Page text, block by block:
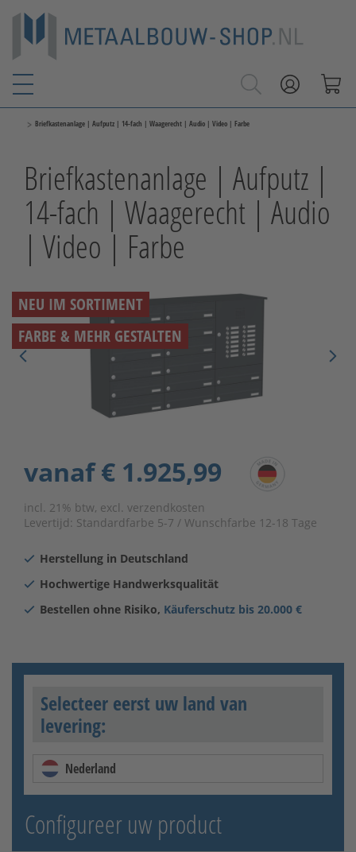
> Briefkastenanlage | Aufputz | 14-fach | Waagerecht | Audio | Video | Farbe
Briefkastenanlage | Aufputz |
14-fach | Waagerecht | Audio
| Video | Farbe
NEU IM SORTIMENT
FARBE & MEHR GESTALTEN
vanaf€ 1.925,99
incl. 21% btw, excl. verzendkosten
Levertijd: Standardfarbe 5-7 / Wunschfarbe 12-18 Tage
Herstellung in Deutschland
Hochwertige Handwerksqualität
Bestellen ohne Risiko, Käuferschutz bis 20.000 €
Selecteer eerst uw land van
levering:
Nederland
Configureer uw product